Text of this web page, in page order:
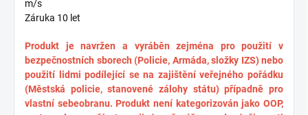
m/s
Záruka 10 let
Produkt je navržen a vyráběn zejména pro použití v
bezpečnostních sborech (Policie, Armáda, složky IZS) nebo
použití lidmi podílející se na zajištění veřejného pořádku
(Městská policie, stanovené zálohy státu) případně pro
vlastní sebeobranu. Produkt není kategorizován jako OOP,